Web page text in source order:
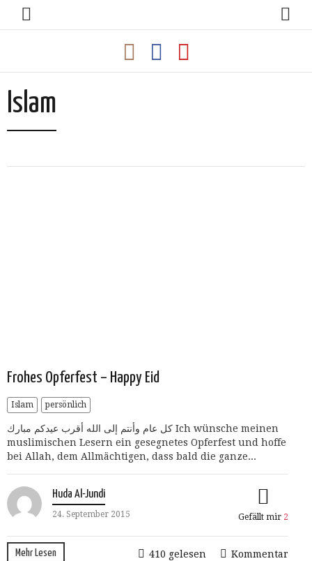
Islam
Frohes Opferfest – Happy Eid
Islam persönlich
كل عام وأنتم إلى الله أقرب عيدكم مبارك Ich wünsche meinen
muslimischen Lesern ein gesegnetes Opferfest und hoffe
bei Allah, dem Allmächtigen, dass bald die ganze...
Huda Al-Jundi
24. September 2015 Gefällt mir 2
Mehr Lesen Kommentar
410 gelesen